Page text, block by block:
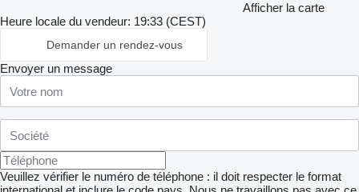
Afficher la carte
Heure locale du vendeur: 19:33 (CEST)
Demander un rendez-vous
Envoyer un message
Veuillez vérifier le numéro de téléphone : il doit respecter le format